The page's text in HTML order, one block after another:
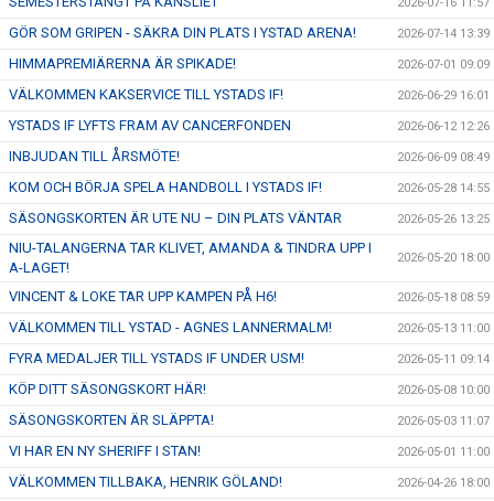
GÖR SOM GRIPEN - SÄKRA DIN PLATS I YSTAD ARENA! 2026-07-14 13:39
HIMMAPREMIÄRERNA ÄR SPIKADE! 2026-07-01 09:09
VÄLKOMMEN KAKSERVICE TILL YSTADS IF! 2026-06-29 16:01
YSTADS IF LYFTS FRAM AV CANCERFONDEN 2026-06-12 12:26
INBJUDAN TILL ÅRSMÖTE! 2026-06-09 08:49
KOM OCH BÖRJA SPELA HANDBOLL I YSTADS IF! 2026-05-28 14:55
SÄSONGSKORTEN ÄR UTE NU – DIN PLATS VÄNTAR 2026-05-26 13:25
NIU-TALANGERNA TAR KLIVET, AMANDA & TINDRA UPP I
A-LAGET!
2026-05-20 18:00
VINCENT & LOKE TAR UPP KAMPEN PÅ H6! 2026-05-18 08:59
VÄLKOMMEN TILL YSTAD - AGNES LANNERMALM! 2026-05-13 11:00
FYRA MEDALJER TILL YSTADS IF UNDER USM! 2026-05-11 09:14
KÖP DITT SÄSONGSKORT HÄR! 2026-05-08 10:00
SÄSONGSKORTEN ÄR SLÄPPTA! 2026-05-03 11:07
VI HAR EN NY SHERIFF I STAN! 2026-05-01 11:00
VÄLKOMMEN TILLBAKA, HENRIK GÖLAND! 2026-04-26 18:00